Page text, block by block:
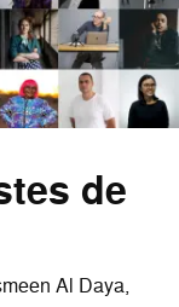
de
Al Daya,